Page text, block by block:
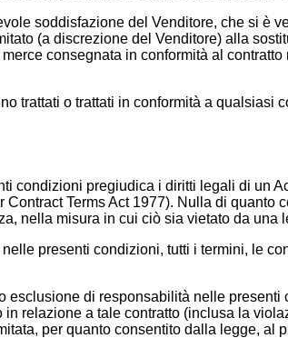
soddisfazione del Venditore, che si è
(a discrezione del Venditore) alla
consegnata in conformità al
trattati o trattati in conformità a
condizioni pregiudica i diritti legali di un
Contract Terms Act 1977). Nulla di
nella misura in cui ciò sia vietato da una
presenti condizioni, tutti i termini, le
esclusione di responsabilità nelle
relazione a tale contratto (inclusa la
per quanto consentito dalla legge, al